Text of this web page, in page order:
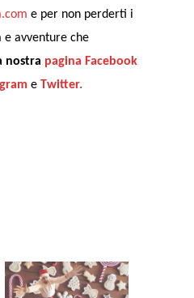
e per non perderti i
avventure che
nostra pagina Facebook
e Twitter.